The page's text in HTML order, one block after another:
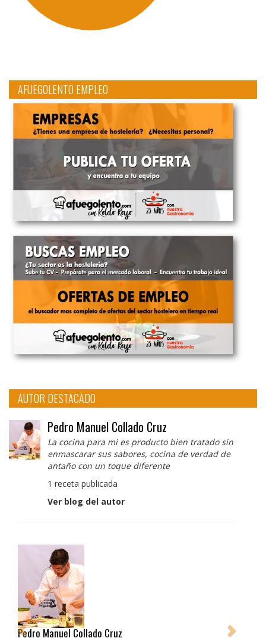
AFUEGOLENTO EMPLEO
AUTOR DESTACADO
Pedro Manuel Collado Cruz
La cocina para mi es producto bien tratado sin
enmascarar sus sabores, cocina de verdad de
antaño con un toque diferente
1 receta publicada
Ver blog del autor
Pedro Manuel Collado Cruz